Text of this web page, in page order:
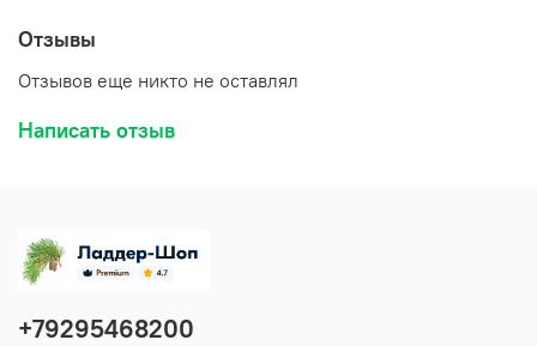
Отзывы
Отзывов еще никто не оставлял
Написать отзыв
+79295468200